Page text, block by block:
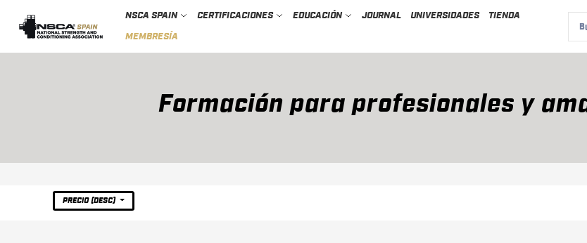
NSCA SPAIN CERTIFICACIONES EDUCACIÓN JOURNAL UNIVERSIDADES TIENDA
MEMBRESÍA
Formación para profesionales y
PRECIO (DESC)